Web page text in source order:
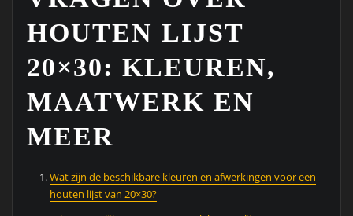
HOUTEN LIJST
20×30: KLEUREN,
MAATWERK EN
MEER
Wat zijn de beschikbare kleuren en afwerkingen voor een
houten lijst van 20×30?